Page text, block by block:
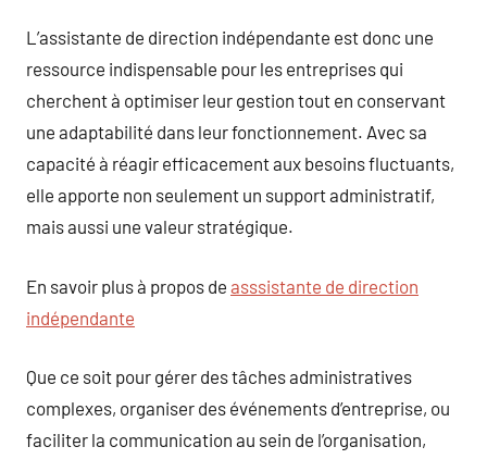
L’assistante de direction indépendante est donc une
ressource indispensable pour les entreprises qui
cherchent à optimiser leur gestion tout en conservant
une adaptabilité dans leur fonctionnement. Avec sa
capacité à réagir efficacement aux besoins fluctuants,
elle apporte non seulement un support administratif,
mais aussi une valeur stratégique.
En savoir plus à propos de asssistante de direction
indépendante
Que ce soit pour gérer des tâches administratives
complexes, organiser des événements d’entreprise, ou
faciliter la communication au sein de l’organisation,